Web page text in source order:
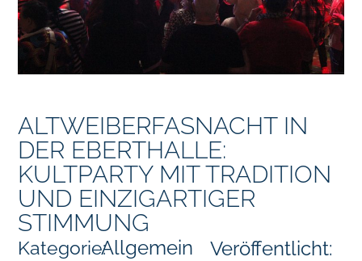
ALTWEIBERFASNACHT IN
DER EBERTHALLE:
KULTPARTY MIT TRADITION
UND EINZIGARTIGER
STIMMUNG
Kategorie:Allgemein
Veröffentlicht: